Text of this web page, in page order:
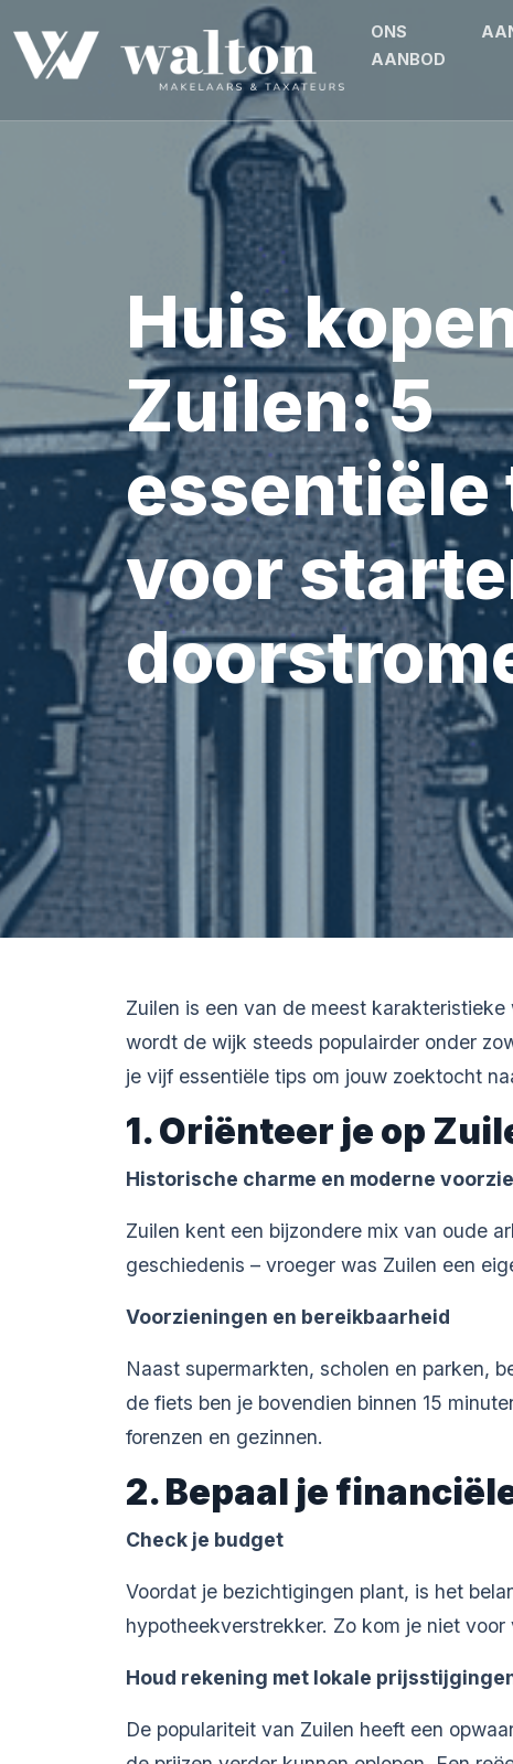
ONS
AANBOD
Huis
Zuilen: 5
essentiële
voor
Zuilen is een van de meest
wordt de wijk steeds populairder onder
je vijf essentiële tips om jouw zoektocht
1. Oriënteer je op
Historische charme en moderne
Zuilen kent een bijzondere mix van oude
geschiedenis – vroeger was Zuilen een
Voorzieningen en bereikbaarheid
Naast supermarkten, scholen en parken,
de fiets ben je bovendien binnen 15
forenzen en gezinnen.
2. Bepaal je
Check je budget
Voordat je bezichtigingen plant, is het
hypotheekverstrekker. Zo kom je niet
Houd rekening met lokale
De populariteit van Zuilen heeft een